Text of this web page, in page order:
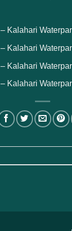
Kalahari
Kalahari
Kalahari
Kalahari